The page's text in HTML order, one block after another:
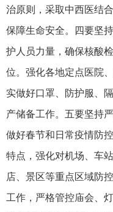
治原则，采取中西医结
保障生命安全。四要坚
护人员力量，确保核酸
位。强化各地定点医院
实做好口罩、防护服、
产储备工作。五要坚持
做好春节和日常疫情防
特点，强化对机场、车
店、景区等重点区域防
工作，严格管控庙会、